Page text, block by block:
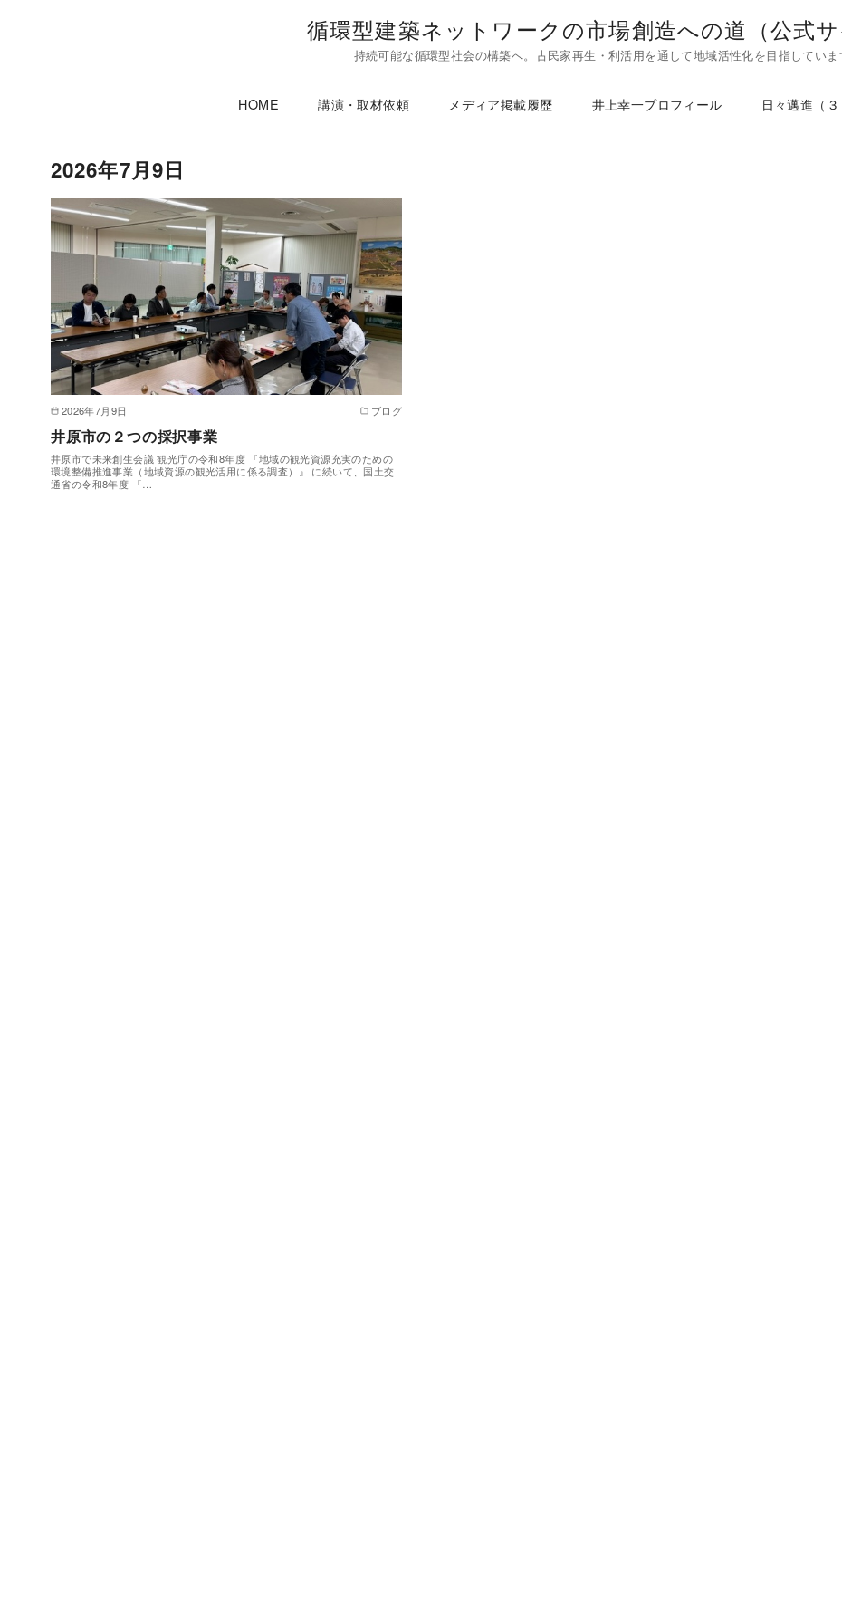
循環型建築ネットワークの市場創造への道（公式サ
持続可能な循環型社会の構築へ。古民家再生・利活用を通して地域活性化を目指していま
HOME 講演・取材依頼 メディア掲載履歴 井上幸一プロフィール 日々邁進（３
2026年7月9日
2026年7月9日 ブログ
井原市の２つの採択事業
井原市で未来創生会議 観光庁の令和8年度 『地域の観光資源充実のための
環境整備推進事業（地域資源の観光活用に係る調査）』 に続いて、国土交
通省の令和8年度 「…